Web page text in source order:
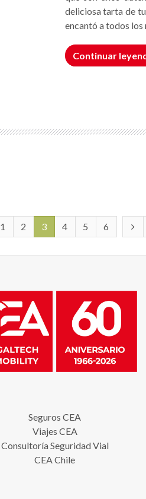
deliciosa tarta de
encantó a todos
Continuar
1 2 3 4 5 6
Seguros CEA
Viajes CEA
Consultoría Seguridad Vial
CEA Chile